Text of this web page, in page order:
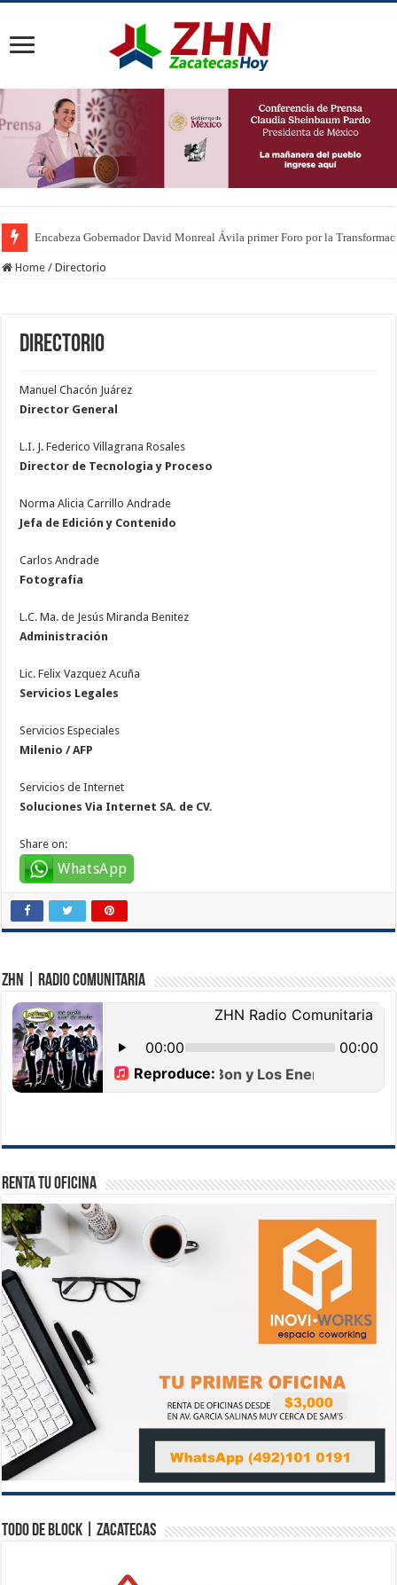
Encabeza Gobernador David Monreal Ávila primer Foro por la
Home / Directorio
Directorio
Manuel Chacón Juárez
Director General
L.I. J. Federico Villagrana Rosales
Director de Tecnologia y Proceso
Norma Alicia Carrillo Andrade
Jefa de Edición y Contenido
Carlos Andrade
Fotografía
L.C. Ma. de Jesús Miranda Benitez
Administración
Lic. Felix Vazquez Acuña
Servicios Legales
Servicios Especiales
Milenio / AFP
Servicios de Internet
Soluciones Via Internet SA. de CV.
Share on:
WhatsApp
ZHN | Radio Comunitaria
Renta tu Oficina
Todo de Block | Zacatecas